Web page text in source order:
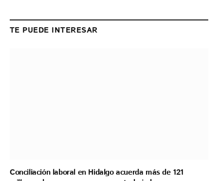
TE PUEDE INTERESAR
Conciliación laboral en Hidalgo acuerda más de 121